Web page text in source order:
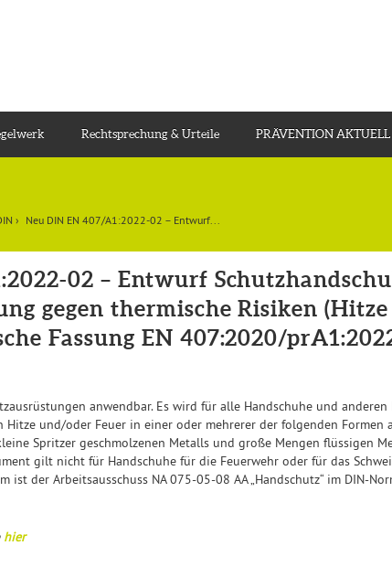
Rechtsprechung & Urteile PRÄVENTION AKTUELL
› Neu DIN EN 407/A1:2022-02 – Entwurf...
02 – Entwurf
gegen thermische Risiken
Fassung EN 407:2020/
anwendbar. Es wird für alle Handschuhe und
Hitze und/oder Feuer in einer oder mehrerer der folgenden Formen
Spritzer geschmolzenen Metalls und große Mengen flüssigen
gilt nicht für Handschuhe für die Feuerwehr oder für das
ist der Arbeitsausschuss NA 075-05-08 AA „Handschutz“ im DIN-
hier